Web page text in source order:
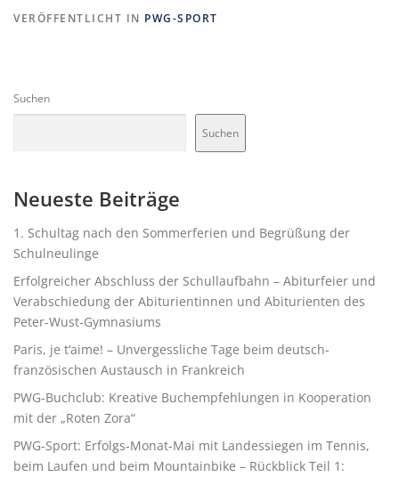
VERÖFFENTLICHT IN PWG-SPORT
Suchen
Suchen
Neueste Beiträge
1. Schultag nach den Sommerferien und Begrüßung der
Schulneulinge
Erfolgreicher Abschluss der Schullaufbahn – Abiturfeier und
Verabschiedung der Abiturientinnen und Abiturienten des
Peter-Wust-Gymnasiums
Paris, je t‘aime! – Unvergessliche Tage beim deutsch-
französischen Austausch in Frankreich
PWG-Buchclub: Kreative Buchempfehlungen in Kooperation
mit der „Roten Zora“
PWG-Sport: Erfolgs-Monat-Mai mit Landessiegen im Tennis,
beim Laufen und beim Mountainbike – Rückblick Teil 1: